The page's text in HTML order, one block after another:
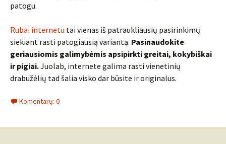
patogu.
Rubai internetu tai vienas iš patraukliausių pasirinkimų
siekiant rasti patogiausią variantą. Pasinaudokite
geriausiomis galimybėmis apsipirkti greitai, kokybiškai
ir pigiai.Juolab, internete galima rasti vienetinių
drabužėlių tad šalia visko dar būsite ir originalus.
Komentarų: 0